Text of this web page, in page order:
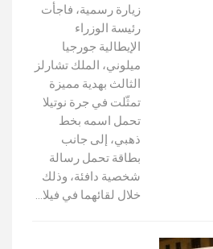
زيارة رسمية، فاجأت
رئيسة الوزراء
الإيطالية جورجيا
ميلوني، الملك تشارلز
الثالث بهدية مميزة
تمثّلت في جرة نوتيلا
تحمل اسمه بخط
ذهبي، إلى جانب
بطاقة تحمل رسالة
شخصية دافئة، وذلك
خلال لقائهما في فيلا…